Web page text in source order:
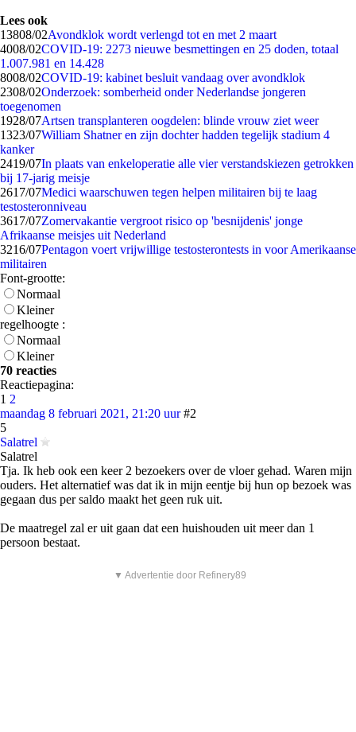
Lees ook
13808/02Avondklok wordt verlengd tot en met 2 maart
4008/02COVID-19: 2273 nieuwe besmettingen en 25 doden, totaal
1.007.981 en 14.428
8008/02COVID-19: kabinet besluit vandaag over avondklok
2308/02Onderzoek: somberheid onder Nederlandse jongeren
toegenomen
1928/07Artsen transplanteren oogdelen: blinde vrouw ziet weer
1323/07William Shatner en zijn dochter hadden tegelijk stadium 4
kanker
2419/07In plaats van enkeloperatie alle vier verstandskiezen getrokken
bij 17-jarig meisje
2617/07Medici waarschuwen tegen helpen militairen bij te laag
testosteronniveau
3617/07Zomervakantie vergroot risico op 'besnijdenis' jonge
Afrikaanse meisjes uit Nederland
3216/07Pentagon voert vrijwillige testosterontests in voor Amerikaanse
militairen
Font-grootte:
Normaal
Kleiner
regelhoogte :
Normaal
Kleiner
70 reacties
Reactiepagina:
1 2
maandag 8 februari 2021, 21:20 uur #2
5
Salatrel
Salatrel
Tja. Ik heb ook een keer 2 bezoekers over de vloer gehad. Waren mijn
ouders. Het alternatief was dat ik in mijn eentje bij hun op bezoek was
gegaan dus per saldo maakt het geen ruk uit.
De maatregel zal er uit gaan dat een huishouden uit meer dan 1
persoon bestaat.
▼ Advertentie door Refinery89